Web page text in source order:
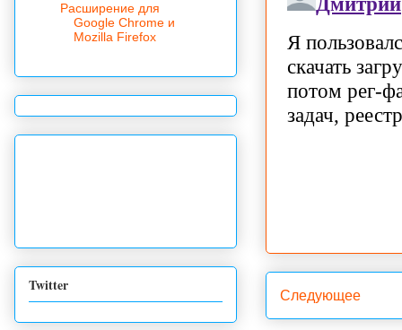
Следующее
Расширение для
Google Chrome и
Mozilla Firefox
Twitter